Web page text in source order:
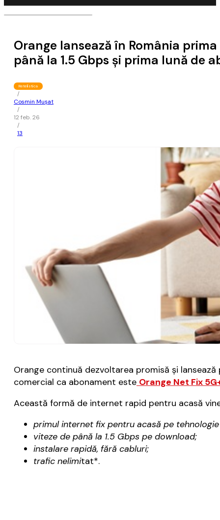
Orange lansează în România
până la 1.5 Gbps şi prima lună de
Retelistica
/
Cosmin Mușat
/
12 feb. 26
/
13
Orange continuă dezvoltarea promisă şi
comercial ca abonament este Orange Net Fix
Această formă de internet rapid pentru acasă
primul internet fix pentru acasă pe
viteze de până la 1.5 Gbps pe download;
instalare rapidă, fără cabluri;
trafic nelimitat*.